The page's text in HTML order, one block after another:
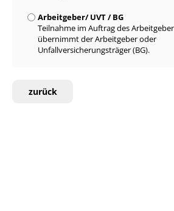
Arbeitgeber/ UVT / BG
Teilnahme im Auftrag des
übernimmt der Arbeitgeber oder
Unfallversicherungsträger (BG).
zurück